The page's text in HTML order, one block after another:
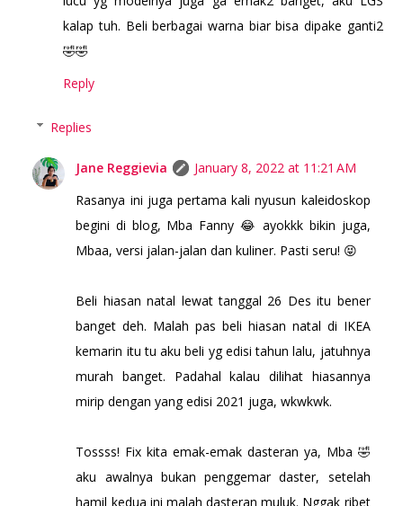
kalap tuh. Beli berbagai warna biar bisa dipake ganti2
🤣🤣
Reply
Replies
Jane Reggievia
January 8, 2022 at 11:21 AM
Rasanya ini juga pertama kali nyusun kaleidoskop
begini di blog, Mba Fanny 😂 ayokkk bikin juga,
Mbaa, versi jalan-jalan dan kuliner. Pasti seru! 😝
Beli hiasan natal lewat tanggal 26 Des itu bener
banget deh. Malah pas beli hiasan natal di IKEA
kemarin itu tu aku beli yg edisi tahun lalu, jatuhnya
murah banget. Padahal kalau dilihat hiasannya
mirip dengan yang edisi 2021 juga, wkwkwk.
Tossss! Fix kita emak-emak dasteran ya, Mba 🤣
aku awalnya bukan penggemar daster, setelah
hamil kedua ini malah dasteran muluk. Nggak ribet